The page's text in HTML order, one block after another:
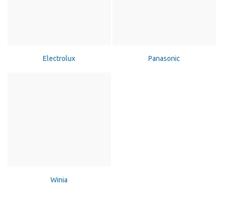
Electrolux Panasonic
Winia